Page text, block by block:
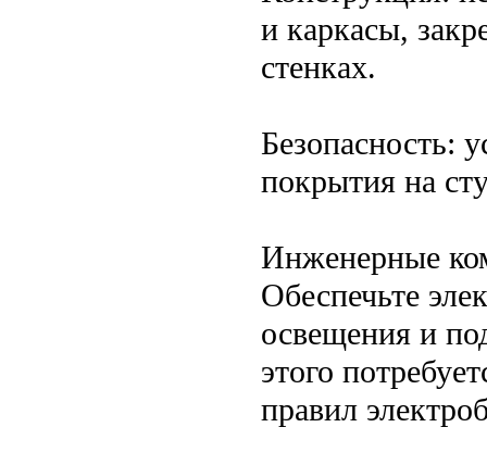
и каркасы,
стенках.
Безопасность:
покрытия на
Инженерные
Обеспечьте
освещения и
этого
правил